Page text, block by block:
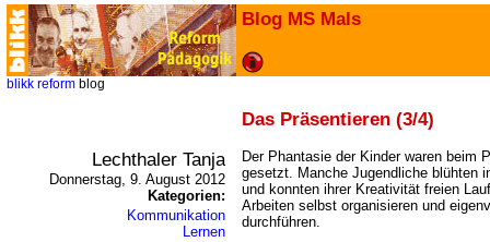
Blog MS Mals
blikk reform blog
Das Präsentieren (3/4)
Lechthaler Tanja
Donnerstag, 9. August 2012
Kategorien:
Kommunikation
Lernen
Der Phantasie der Kinder waren beim
gesetzt. Manche Jugendliche blühten
und konnten ihrer Kreativität freien
Arbeiten selbst organisieren und
durchführen.